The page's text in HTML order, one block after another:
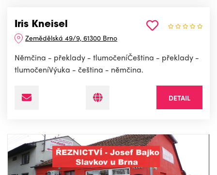
Iris Kneisel
Zemědělská 49/9, 61300 Brno
Němčina - překlady - tlumočeníČeština - překlady -
tlumočeníVýuka - čeština - němčina.
DETAIL